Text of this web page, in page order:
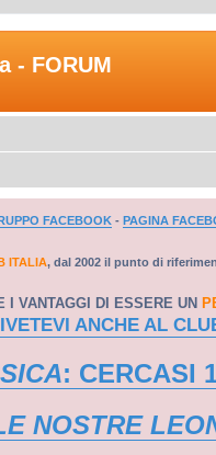
- FORUM
FACEBOOK - PAGINA
ITALIA, dal 2002 il punto di
I VANTAGGI DI ESSERE UN
ANCHE AL
: CERCASI
NOSTRE